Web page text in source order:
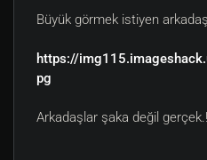
Büyük görmek istiyen
https://
pg
Arkadaşlar şaka değil